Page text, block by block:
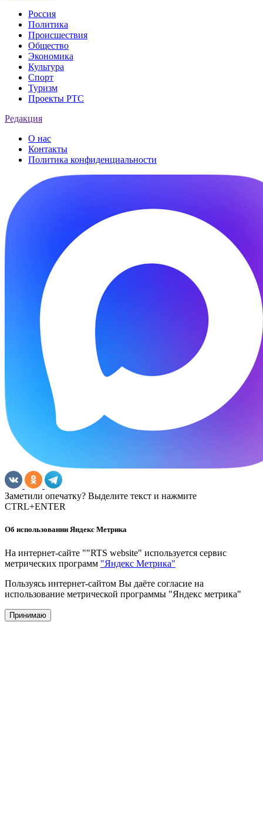
Россия
Политика
Происшествия
Общество
Экономика
Культура
Спорт
Туризм
Проекты РТС
Редакция
О нас
Контакты
Политика конфиденциальности
Заметили опечатку? Выделите текст и нажмите
CTRL+ENTER
Об использовании Яндекс Метрика
На интернет-сайте ""RTS website" используется сервис
метрических программ "Яндекс Метрика"
Пользуясь интернет-сайтом Вы даёте согласие на
использование метрической программы "Яндекс метрика"
Принимаю